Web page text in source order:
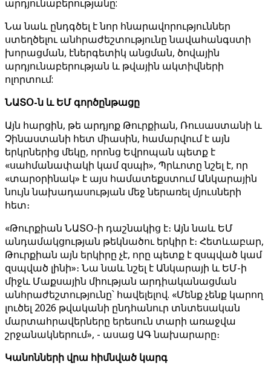
արդյունաբերությանը:
Նա նաև ընդգծել է նոր հնարավորություններ
ստեղծելու անհրաժեշտությունը նավահանգստի
խորացման, էներգետիկ անցման, ծովային
արդյունաբերության և թվային ակտիվների
ոլորտում:
ՆԱՏՕ-ն և ԵՄ գործընթացը
Այն հարցին, թե արդյոք Թուրքիան, Ռուսաստանի և
Չինաստանի հետ միասին, համարվում է այն
երկրներից մեկը, որոնց Եվրոպան պետք է
«սահմանափակի կամ զսպի», Պրևոտը նշել է, որ
«տարօրինակ» է այս համատեքստում Անկարային
նույն նախադասության մեջ ներառել մյուսների
հետ։
«Թուրքիան ՆԱՏՕ-ի դաշնակից է։ Այն նաև ԵՄ
անդամակցության թեկնածու երկիր է։ Հետևաբար,
Թուրքիան այն երկիրը չէ, որը պետք է զսպված կամ
զսպված լինի»։ Նա նաև նշել է Անկարայի և ԵՄ-ի
միջև Մաքսային միության արդիականացման
անհրաժեշտությունը՝ հավելելով. «Մենք չենք կարող
լուծել 2026 թվականի ընդհանուր տնտեսական
մարտահրավերները երեսուն տարի առաջվա
շրջանակներում», - ասաց ԱԳ նախարարը։
Կանոնների վրա հիմնված կարգ